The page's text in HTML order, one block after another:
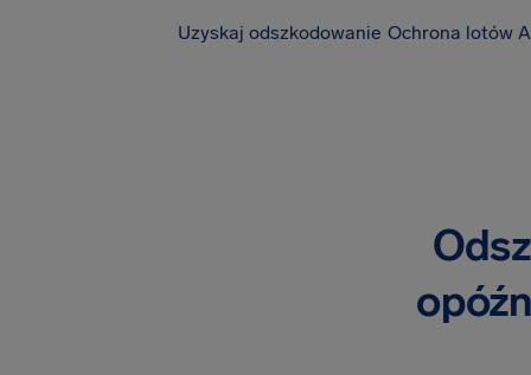
Uzyskaj odszkodowanie Ochrona lotów